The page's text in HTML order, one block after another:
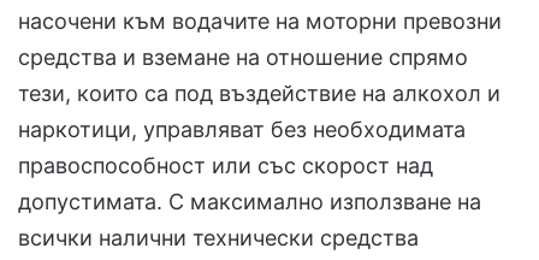
насочени към водачите на моторни превозни
средства и вземане на отношение спрямо
тези, които са под въздействие на алкохол и
наркотици, управляват без необходимата
правоспособност или със скорост над
допустимата. С максимално използване на
всички налични технически средства